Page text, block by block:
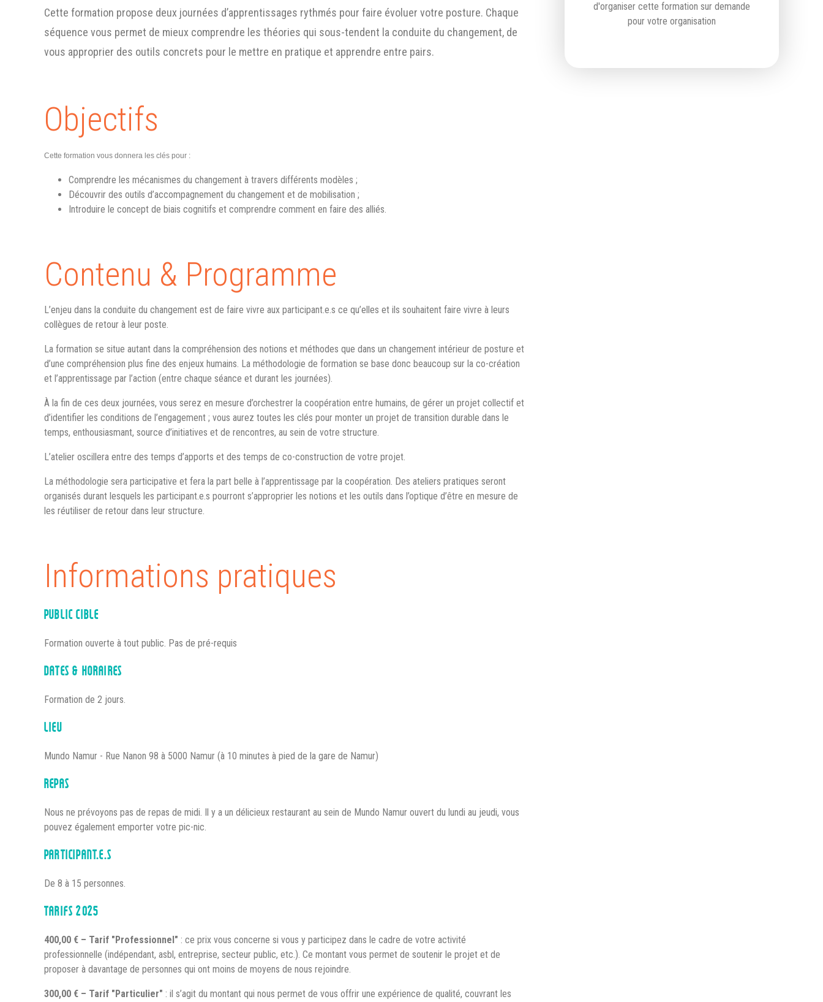
Cette formation propose deux journées d’apprentissages rythmés pour faire évoluer votre posture. Chaque
séquence vous permet de mieux comprendre les théories qui sous-tendent la conduite du changement, de
vous approprier des outils concrets pour le mettre en pratique et apprendre entre pairs.
Objectifs
Cette formation vous donnera les clés pour :
Comprendre les mécanismes du changement à travers différents modèles ;
Découvrir des outils d’accompagnement du changement et de mobilisation ;
Introduire le concept de biais cognitifs et comprendre comment en faire des alliés.
Contenu & Programme
L’enjeu dans la conduite du changement est de faire vivre aux participant.e.s ce qu’elles et ils souhaitent faire vivre à leurs
collègues de retour à leur poste.
La formation se situe autant dans la compréhension des notions et méthodes que dans un changement intérieur de posture et
d’une compréhension plus fine des enjeux humains. La méthodologie de formation se base donc beaucoup sur la co-création
et l’apprentissage par l’action (entre chaque séance et durant les journées).
À la fin de ces deux journées, vous serez en mesure d’orchestrer la coopération entre humains, de gérer un projet collectif et
d’identifier les conditions de l’engagement ; vous aurez toutes les clés pour monter un projet de transition durable dans le
temps, enthousiasmant, source d’initiatives et de rencontres, au sein de votre structure.
L’atelier oscillera entre des temps d’apports et des temps de co-construction de votre projet.
La méthodologie sera participative et fera la part belle à l’apprentissage par la coopération. Des ateliers pratiques seront
organisés durant lesquels les participant.e.s pourront s’approprier les notions et les outils dans l’optique d’être en mesure de
les réutiliser de retour dans leur structure.
Informations pratiques
PUBLIC CIBLE
Formation ouverte à tout public. Pas de pré-requis
DATES & HORAIRES
Formation de 2 jours.
LIEU
Mundo Namur - Rue Nanon 98 à 5000 Namur (à 10 minutes à pied de la gare de Namur)
REPAS
Nous ne prévoyons pas de repas de midi. Il y a un délicieux restaurant au sein de Mundo Namur ouvert du lundi au jeudi, vous
pouvez également emporter votre pic-nic.
PARTICIPANT.E.S
De 8 à 15 personnes.
TARIFS 2025
400,00 € – Tarif "Professionnel" : ce prix vous concerne si vous y participez dans le cadre de votre activité
professionnelle (indépendant, asbl, entreprise, secteur public, etc.). Ce montant vous permet de soutenir le projet et de
proposer à davantage de personnes qui ont moins de moyens de nous rejoindre.
300,00 € – Tarif "Particulier" : il s’agit du montant qui nous permet de vous offrir une expérience de qualité, couvrant les
d'organiser cette formation sur demande
pour votre organisation